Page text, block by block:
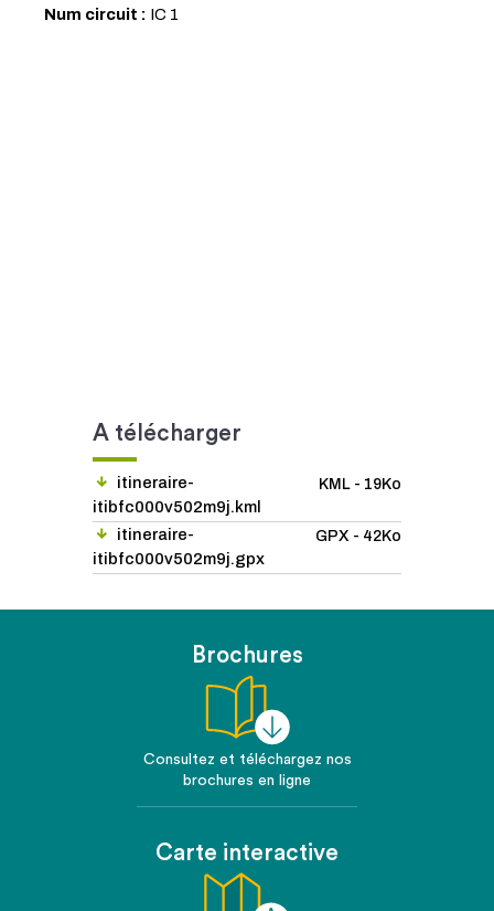
Num circuit : IC 1
A télécharger
itineraire-
itibfc000v502m9j.kml
KML - 19Ko
itineraire-
itibfc000v502m9j.gpx
GPX - 42Ko
Brochures
Consultez et téléchargez nos
brochures en ligne
Carte interactive